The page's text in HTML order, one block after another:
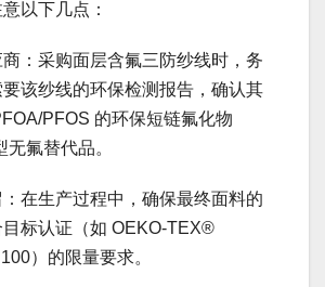
以下几点：
：采购面层含氟三防纱线时，务
该纱线的环保检测报告，确认其
PFOS 的环保短链氟化物
无氟替代品。
在生产过程中，确保最终面料的
标认证（如 OEKO-TEX®
）的限量要求。